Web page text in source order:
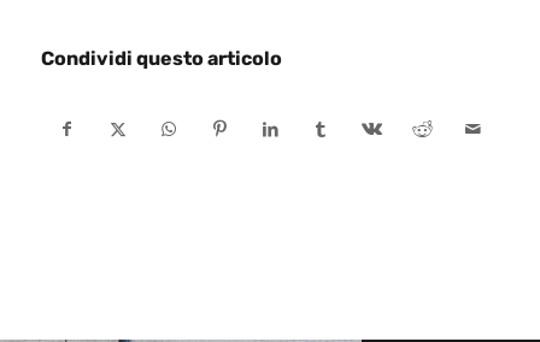
Condividi questo articolo